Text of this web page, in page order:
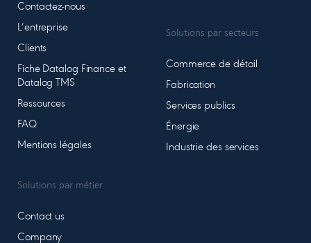
Contactez-nous
L’entreprise
Clients
Fiche Datalog Finance et
Datalog TMS
Ressources
FAQ
Mentions légales
Solutions par métier
Contact us
Company
Solutions par secteurs
Commerce de détail
Fabrication
Services publics
Énergie
Industrie des services